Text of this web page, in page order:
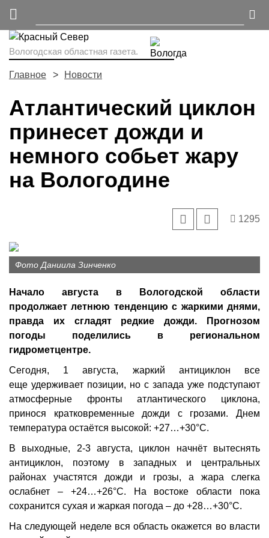
Вологодская областная газета.
Главное Новости
Атлантический циклон
принесет дожди и
немного собьет жару
на Вологодине
1295
Фото Даниила Зинченко
Начало августа в Вологодской области
продолжает летнюю тенденцию с жаркими днями,
правда их сгладят редкие дожди. Прогнозом
погоды поделились в региональном
гидрометцентре.
Сегодня, 1 августа, жаркий антициклон все
еще удерживает позиции, но с запада уже подступают
атмосферные фронты атлантического циклона,
принося кратковременные дожди с грозами. Днем
температура остаётся высокой: +27…+30°C.
В выходные, 2-3 августа, циклон начнёт вытеснять
антициклон, поэтому в западных и центральных
районах участятся дожди и грозы, а жара слегка
ослабнет – +24…+26°C. На востоке области пока
сохранится сухая и жаркая погода – до +28…+30°C.
На следующей неделе вся область окажется во власти